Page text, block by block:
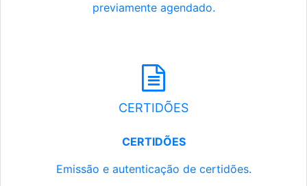
previamente agendado.
CERTIDÕES
CERTIDÕES
Emissão e autenticação de certidões.